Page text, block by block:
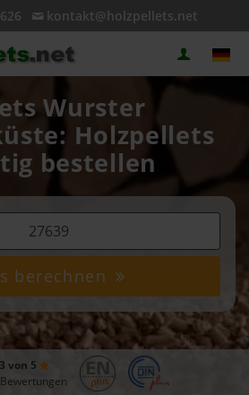
kontakt@holzpellets.net
Wurster
Holzpellets
bestellen
berechnen
von 5